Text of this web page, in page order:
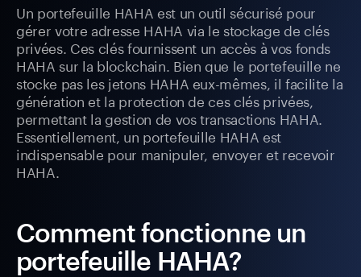
Un portefeuille HAHA est un outil sécurisé pour
gérer votre adresse HAHA via le stockage de clés
privées. Ces clés fournissent un accès à vos fonds
HAHA sur la blockchain. Bien que le portefeuille ne
stocke pas les jetons HAHA eux-mêmes, il facilite la
génération et la protection de ces clés privées,
permettant la gestion de vos transactions HAHA.
Essentiellement, un portefeuille HAHA est
indispensable pour manipuler, envoyer et recevoir
HAHA.
Comment fonctionne un
portefeuille HAHA?